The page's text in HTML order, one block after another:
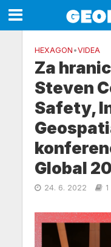
HEXAGON •VIDEA
Za
Steven
Safety,
Global
24. 6. 2022